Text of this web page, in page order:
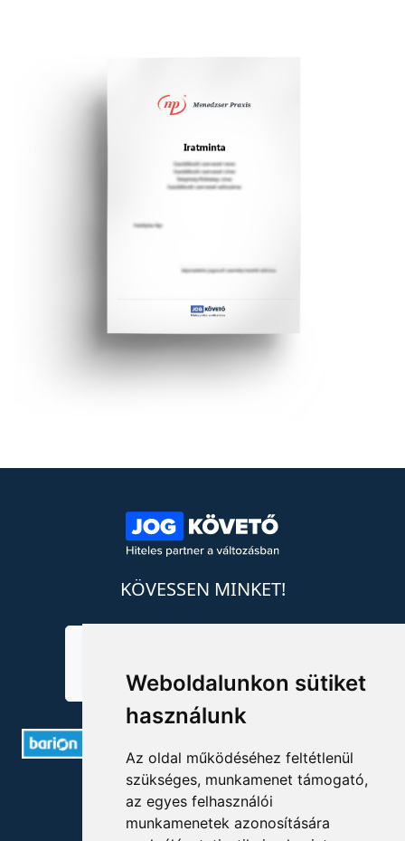
Weboldalunkon sütiket
használunk
Az oldal működéséhez feltétlenül
szükséges, munkamenet támogató,
az egyes felhasználói
munkamenetek azonosítására
KÖVESSEN MINKET!
ELÉRHETŐSÉGEK
+36 1 880 7600